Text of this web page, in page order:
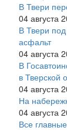
В Твери
04 августа
В Твери
асфальт
04 августа
В
в Тверской
04 августа
На
04 августа
Все